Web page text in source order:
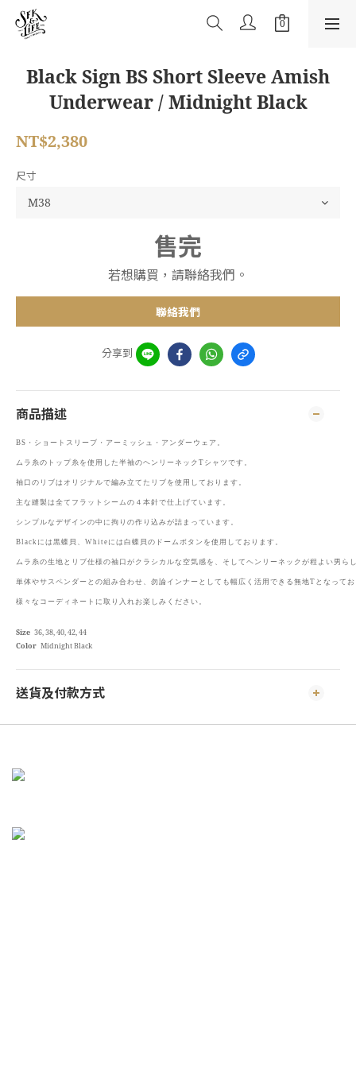
Black Sign BS Short Sleeve Amish
Underwear / Midnight Black
NT$2,380
尺寸
售完
若想購買，請聯絡我們。
聯絡我們
分享到
商品描述
BS・ショートスリーブ・アーミッシュ・アンダーウェア。
ムラ糸のトップ糸を使用した半袖のヘンリーネックTシャツです。
袖口のリブはオリジナルで編み立てたリブを使用しております。
主な縫製は全てフラットシームの４本針で仕上げています。
シンプルなデザインの中に拘りの作り込みが詰まっています。
Blackには黒蝶貝、Whiteには白蝶貝のドームボタンを使用しております。
ムラ糸の生地とリブ仕様の袖口がクラシカルな空気感を、そしてヘンリーネックが程よい男ら
単体やサスペンダーとの組み合わせ、勿論インナーとしても幅広く活用できる無地Tとなって
様々なコーディネートに取り入れお楽しみください。
Size 36, 38, 40, 42, 44
Color Midnight Black
送貨及付款方式